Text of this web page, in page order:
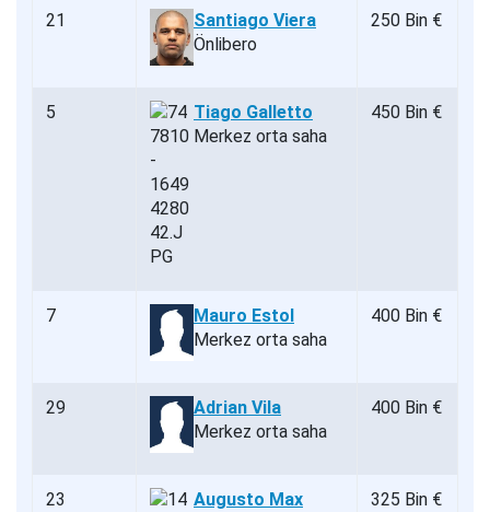
21
Santiago Viera
Önlibero
250 Bin €
5
Tiago Galletto
Merkez orta saha
450 Bin €
7
Mauro Estol
Merkez orta saha
400 Bin €
29
Adrian Vila
Merkez orta saha
400 Bin €
23
Augusto Max
325 Bin €